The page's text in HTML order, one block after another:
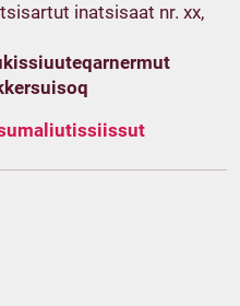
inatsisaat nr. xx,